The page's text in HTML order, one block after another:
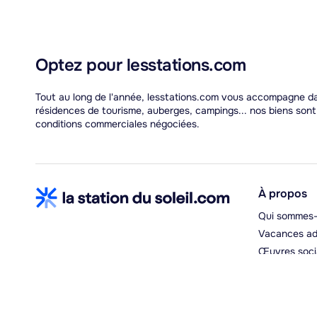
Optez pour lesstations.com
Tout au long de l'année, lesstations.com vous accompagne
résidences de tourisme, auberges, campings... nos biens
conditions commerciales négociées.
À propos
Qui
Vacances
Œuvres